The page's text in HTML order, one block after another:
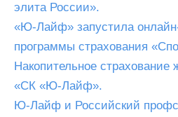
элита России».
«Ю-Лайф» запустила
программы страхования
Накопительное
«СК «Ю-Лайф».
Ю-Лайф и Российский